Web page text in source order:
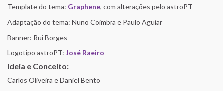
Template do tema: Graphene, com alterações pelo astroPT
Adaptação do tema: Nuno Coimbra e Paulo Aguiar
Banner: Rui Borges
Logotipo astroPT: José Raeiro
Ideia e Conceito:
Carlos Oliveira e Daniel Bento